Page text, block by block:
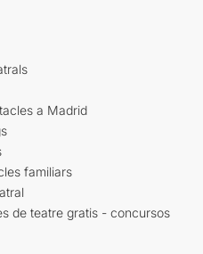
a Madrid
familiars
de teatre gratis - concursos